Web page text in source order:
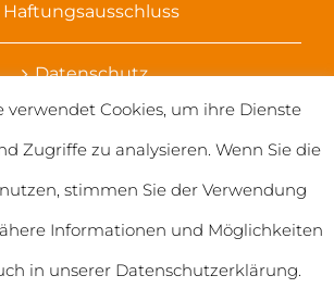
Haftungsausschluss
Datenschutz
verwendet Cookies, um ihre Dienste
Zugriffe zu analysieren. Wenn Sie die
stimmen Sie der Verwendung
Informationen und Möglichkeiten
in unserer Datenschutzerklärung.